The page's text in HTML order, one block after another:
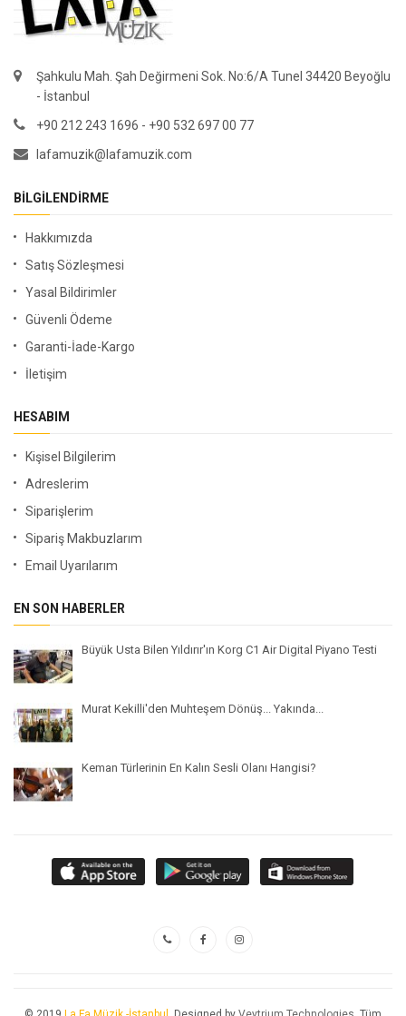
Şahkulu Mah. Şah Değirmeni Sok. No:6/A Tunel 34420 Beyoğlu
- İstanbul
+90 212 243 1696 - +90 532 697 00 77
lafamuzik@lafamuzik.com
BILGILENDIRME
Hakkımızda
Satış Sözleşmesi
Yasal Bildirimler
Güvenli Ödeme
Garanti-İade-Kargo
İletişim
HESABIM
Kişisel Bilgilerim
Adreslerim
Siparişlerim
Sipariş Makbuzlarım
Email Uyarılarım
EN SON HABERLER
Büyük Usta Bilen Yıldırır'ın Korg C1 Air Digital Piyano Testi
Murat Kekilli'den Muhteşem Dönüş... Yakında...
Keman Türlerinin En Kalın Sesli Olanı Hangisi?